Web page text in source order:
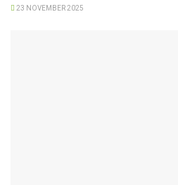
23 NOVEMBER 2025